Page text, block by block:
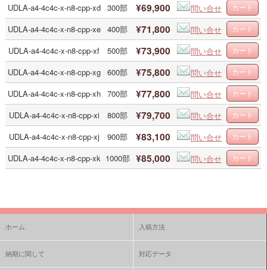
UDLA-a4-4c4c-x-n8-cpp-xd
300部 ¥69,900
問い合せ
UDLA-a4-4c4c-x-n8-cpp-xe
400部 ¥71,800
問い合せ
UDLA-a4-4c4c-x-n8-cpp-xf
500部 ¥73,900
問い合せ
UDLA-a4-4c4c-x-n8-cpp-xg
600部 ¥75,800
問い合せ
UDLA-a4-4c4c-x-n8-cpp-xh
700部 ¥77,800
問い合せ
UDLA-a4-4c4c-x-n8-cpp-xi
800部 ¥79,700
問い合せ
UDLA-a4-4c4c-x-n8-cpp-xj
900部 ¥83,100
問い合せ
UDLA-a4-4c4c-x-n8-cpp-xk 1000部 ¥85,000 問い合せ
ホーム 入稿方法
納期に関して 対応データ